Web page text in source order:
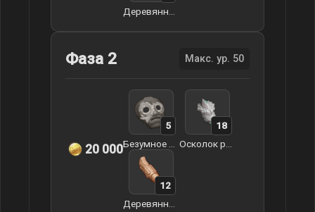
Фаза 2 Макс. ур. 50
20 000
5
18
12